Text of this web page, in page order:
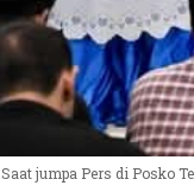
Saat jumpa Pers di Posko